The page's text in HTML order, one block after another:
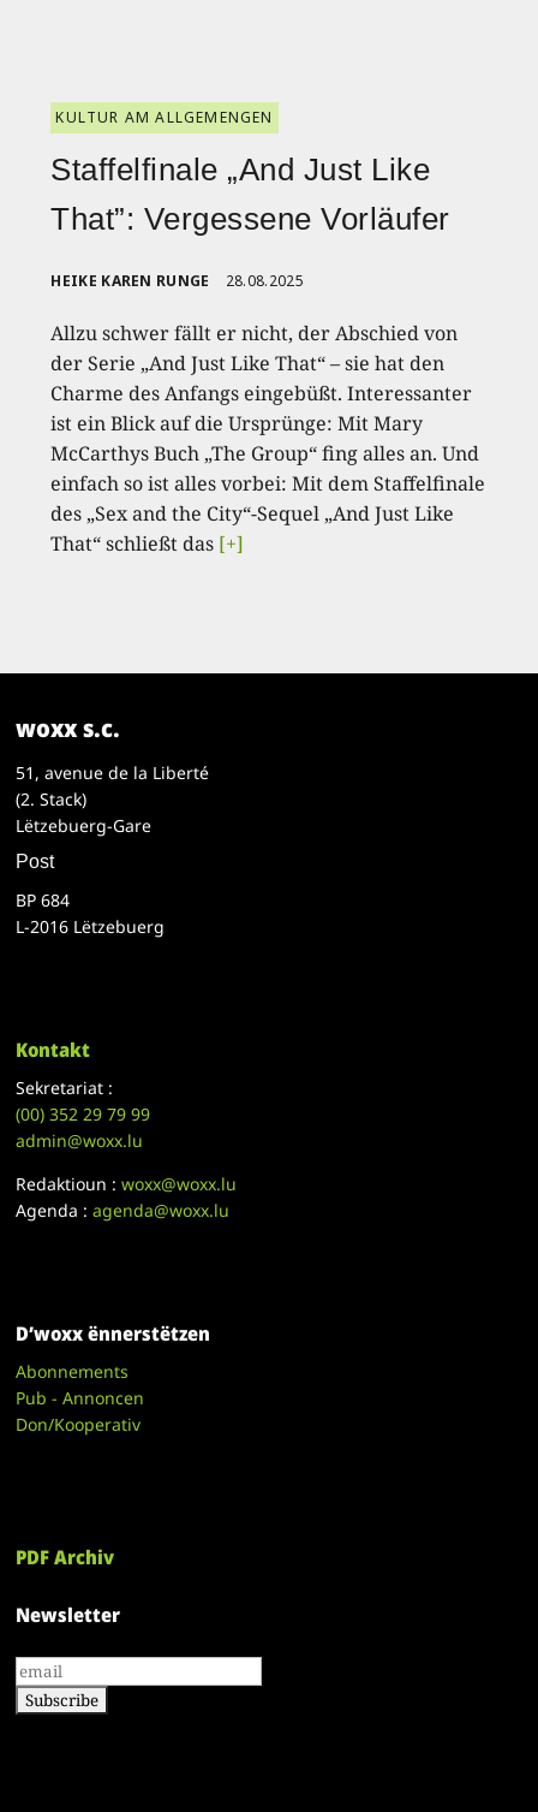
KULTUR AM ALLGEMENGEN
Staffelfinale „And Just Like
That”: Vergessene Vorläufer
HEIKE KAREN RUNGE 28.08.2025
Allzu schwer fällt er nicht, der Abschied von
der Serie „And Just Like That“ – sie hat den
Charme des Anfangs eingebüßt. Interessanter
ist ein Blick auf die Ursprünge: Mit Mary
McCarthys Buch „The Group“ fing alles an. Und
einfach so ist alles vorbei: Mit dem Staffelfinale
des „Sex and the City“-Sequel „And Just Like
That“ schließt das [+]
woxx s.c.
51, avenue de la Liberté
(2. Stack)
Lëtzebuerg-Gare
Post
BP 684
L-2016 Lëtzebuerg
Kontakt
Sekretariat :
(00)352 29 79 99
admin@woxx.lu
Redaktioun :woxx@woxx.lu
Agenda :agenda@woxx.lu
D’woxx ënnerstëtzen
Abonnements
Pub - Annoncen
Don/Kooperativ
PDF Archiv
Newsletter